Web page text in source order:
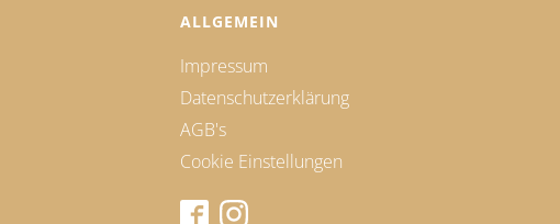
ALLGEMEIN
Impressum
Datenschutzerklärung
AGB's
Cookie Einstellungen